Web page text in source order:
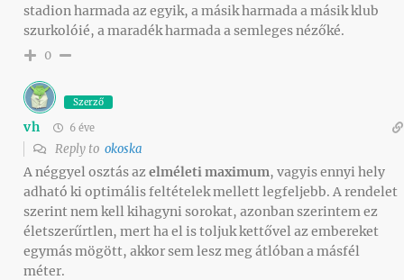
stadion harmada az egyik, a másik harmada a másik klub
szurkolóié, a maradék harmada a semleges nézőké.
0
Szerző
vh 6 éve
Reply to okoska
A néggyel osztás az elméleti maximum, vagyis ennyi hely
adható ki optimális feltételek mellett legfeljebb. A rendelet
szerint nem kell kihagyni sorokat, azonban szerintem ez
életszerűrtlen, mert ha el is toljuk kettővel az embereket
egymás mögött, akkor sem lesz meg átlóban a másfél
méter.